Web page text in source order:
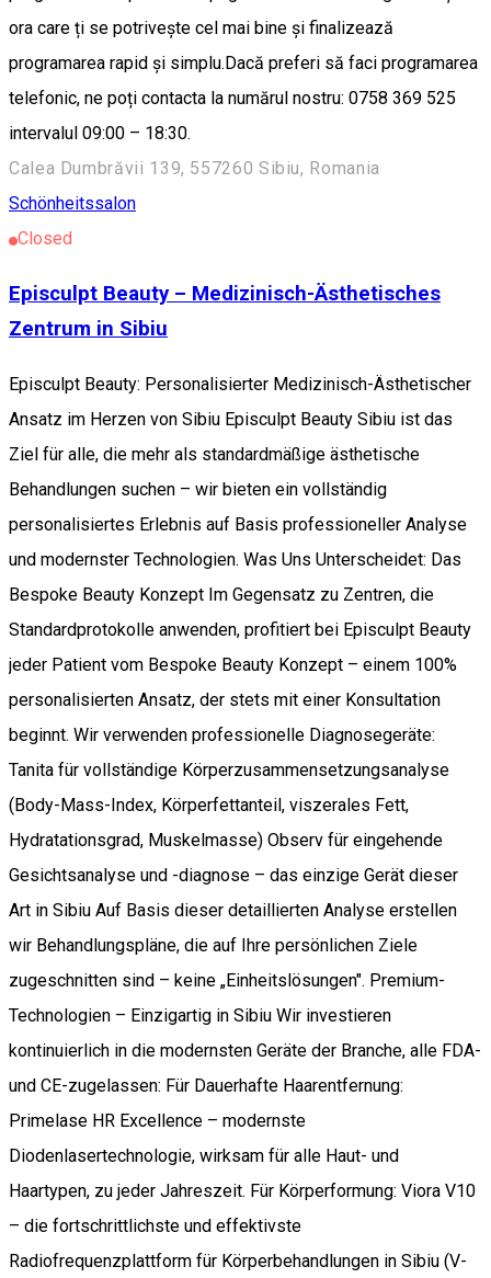
ora care ți se potrivește cel mai bine și finalizează
programarea rapid și simplu.Dacă preferi să faci programarea
telefonic, ne poți contacta la numărul nostru: 0758 369 525
intervalul 09:00 – 18:30.
Calea Dumbrăvii 139, 557260 Sibiu, Romania
Schönheitssalon
Closed
Episculpt Beauty – Medizinisch-Ästhetisches
Zentrum in Sibiu
Episculpt Beauty: Personalisierter Medizinisch-Ästhetischer
Ansatz im Herzen von Sibiu Episculpt Beauty Sibiu ist das
Ziel für alle, die mehr als standardmäßige ästhetische
Behandlungen suchen – wir bieten ein vollständig
personalisiertes Erlebnis auf Basis professioneller Analyse
und modernster Technologien. Was Uns Unterscheidet: Das
Bespoke Beauty Konzept Im Gegensatz zu Zentren, die
Standardprotokolle anwenden, profitiert bei Episculpt Beauty
jeder Patient vom Bespoke Beauty Konzept – einem 100%
personalisierten Ansatz, der stets mit einer Konsultation
beginnt. Wir verwenden professionelle Diagnosegeräte:
Tanita für vollständige Körperzusammensetzungsanalyse
(Body-Mass-Index, Körperfettanteil, viszerales Fett,
Hydratationsgrad, Muskelmasse) Observ für eingehende
Gesichtsanalyse und -diagnose – das einzige Gerät dieser
Art in Sibiu Auf Basis dieser detaillierten Analyse erstellen
wir Behandlungspläne, die auf Ihre persönlichen Ziele
zugeschnitten sind – keine „Einheitslösungen". Premium-
Technologien – Einzigartig in Sibiu Wir investieren
kontinuierlich in die modernsten Geräte der Branche, alle FDA-
und CE-zugelassen: Für Dauerhafte Haarentfernung:
Primelase HR Excellence – modernste
Diodenlasertechnologie, wirksam für alle Haut- und
Haartypen, zu jeder Jahreszeit. Für Körperformung: Viora V10
– die fortschrittlichste und effektivste
Radiofrequenzplattform für Körperbehandlungen in Sibiu (V-